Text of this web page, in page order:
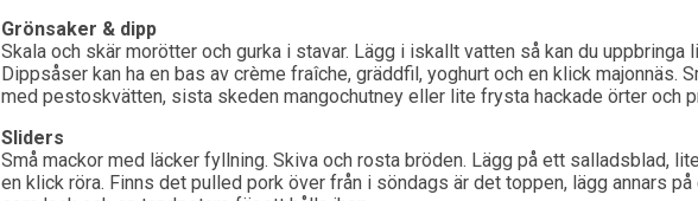
Grönsaker & dipp
Skala och skär morötter och gurka i stavar. Lägg i iskallt vatten så kan du uppbringa
Dippsåser kan ha en bas av crème fraîche, gräddfil, yoghurt och en klick majonnäs.
med pestoskvätten, sista skeden mangochutney eller lite frysta hackade örter och
Sliders
Små mackor med läcker fyllning. Skiva och rosta bröden. Lägg på ett salladsblad,
en klick röra. Finns det pulled pork över från i söndags är det toppen, lägg annars